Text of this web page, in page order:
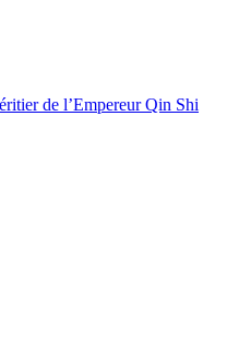
de l’Empereur Qin Shi